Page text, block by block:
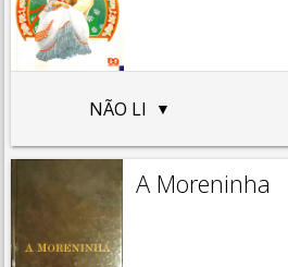
NÃO LI
A Moreninha